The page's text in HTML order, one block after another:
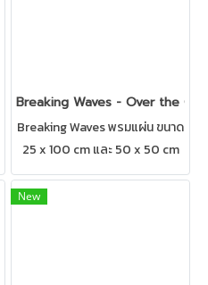
Breaking Waves - Over the
Breaking Waves พรมแผ่น ขนาด
25 x 100 cm และ 50 x 50 cm
ลายพรมผสมผสานกันอย่าง
ลงตัว สามารถปูได้ทุกสถานที่ เช่น
New